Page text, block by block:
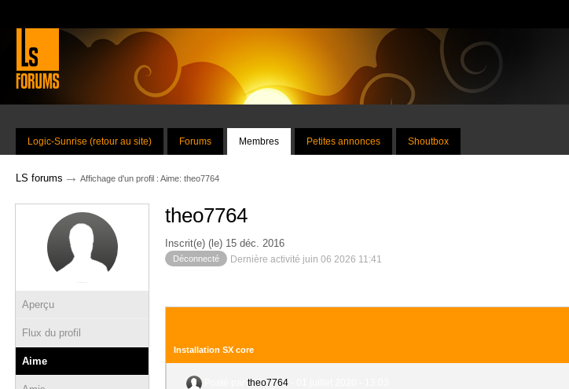
Logic-Sunrise (retour au site) Forums Membres Petites annonces Shoutbox
LS forums → Affichage d'un profil : Aime: theo7764
Aperçu
Flux du profil
Aime
theo7764
Inscrit(e) (le) 15 déc. 2016
Déconnecté Dernière activité juin 06 2026 11:41
Installation SX core
theo7764